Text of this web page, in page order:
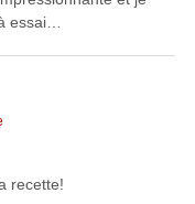
essai…
recette!